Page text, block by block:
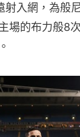
入網，為般
場的布力般8